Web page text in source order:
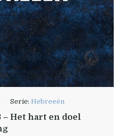
Serie:Hebreeën
– Het hart en doel